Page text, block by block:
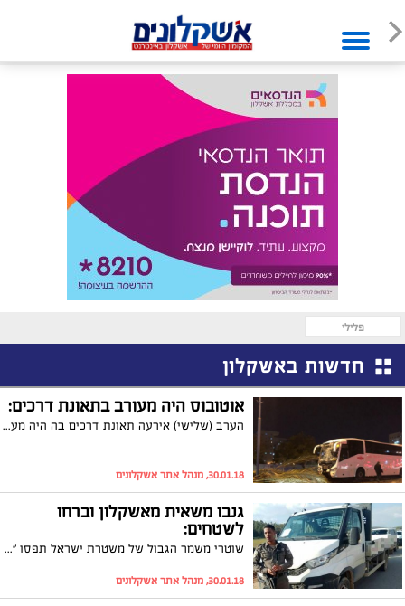
פלילי
חדשות באשקלון
אוטובוס היה מעורב בתאונת דרכים:
הערב (שלישי) אירעה תאונת דרכים בה היה מעורב אוטובוס שפגע בשני עצי דקל על אי תנועה. למרבה המזל לא היו נפגעים
30.01.18, מנהל אתר אשקלונים
גנבו משאית מאשקלון וברחו
לשטחים:
שוטרי משמר הגבול של משטרת ישראל תפסו "על חם" חשוד בגניבת משאית מאשקלון. בעקבות שיתוף פעולה עם חברת "איתוראן", החשוד נעצר במחסום
30.01.18, מנהל אתר אשקלונים